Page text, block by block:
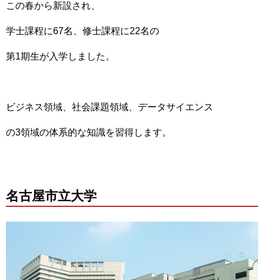
この春から新設され、
学士課程に67名、修士課程に22名の
第1期生が入学しました。
ビジネス領域、社会課題領域、データサイエンス
の3領域の体系的な知識を習得します。
名古屋市立大学